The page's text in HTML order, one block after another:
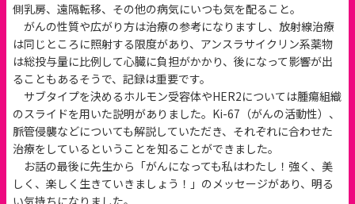
側乳房、遠隔転移、その他の病気にいつも気を配ること。
がんの性質や広がり方は治療の参考になりますし、放射線治療
は同じところに照射する限度があり、アンスラサイクリン系薬物
は総投与量に比例して心臓に負担がかかり、後になって影響が出
ることもあるそうで、記録は重要です。
サブタイプを決めるホルモン受容体やHER2については腫瘍組織
のスライドを用いた説明がありました。Ki-67（がんの活動性）、
脈管侵襲などについても解説していただき、それぞれに合わせた
治療をしているということを知ることができました。
お話の最後に先生から「がんになっても私はわたし！強く、美
しく、楽しく生きていきましょう！」のメッセージがあり、明る
い気持ちになりました。